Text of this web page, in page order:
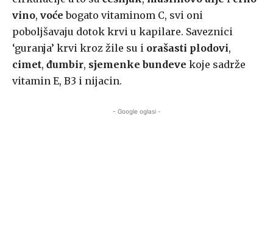
vino, voće bogato vitaminom C, svi oni
poboljšavaju dotok krvi u kapilare. Saveznici
‘guranja’ krvi kroz žile su i orašasti plodovi,
cimet, đumbir, sjemenke bundeve koje sadrže
vitamin E, B3 i nijacin.
- Google oglasi -